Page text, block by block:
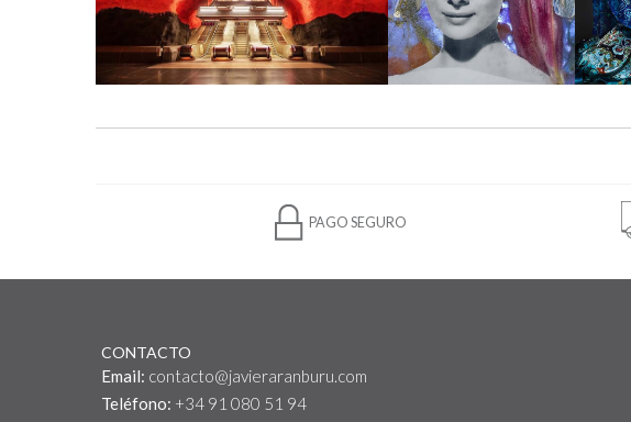
PAGO SEGURO
CONTACTO
Email: contacto@javieraranburu.com
Teléfono: +34 91 080 51 94